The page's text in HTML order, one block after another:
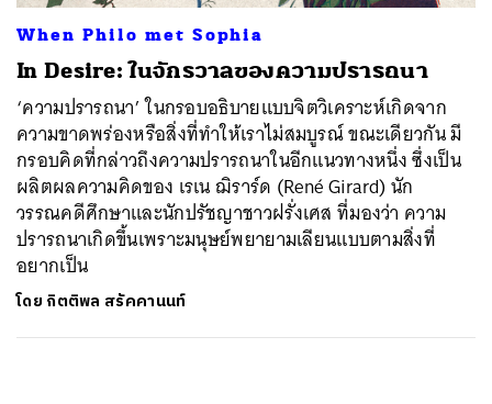
When Philo met Sophia
In Desire: ในจักรวาลของความปรารถนา
‘ความปรารถนา’ ในกรอบอธิบายแบบจิตวิเคราะห์เกิดจาก
ความขาดพร่องหรือสิ่งที่ทำให้เราไม่สมบูรณ์ ขณะเดียวกัน มี
กรอบคิดที่กล่าวถึงความปรารถนาในอีกแนวทางหนึ่ง ซึ่งเป็น
ผลิตผลความคิดของ เรเน ฌิราร์ด (René Girard) นัก
วรรณคดีศึกษาและนักปรัชญาชาวฝรั่งเศส ที่มองว่า ความ
ปรารถนาเกิดขึ้นเพราะมนุษย์พยายามเลียนแบบตามสิ่งที่
อยากเป็น
โดย กิตติพล สรัคคานนท์
SHARE TWEET